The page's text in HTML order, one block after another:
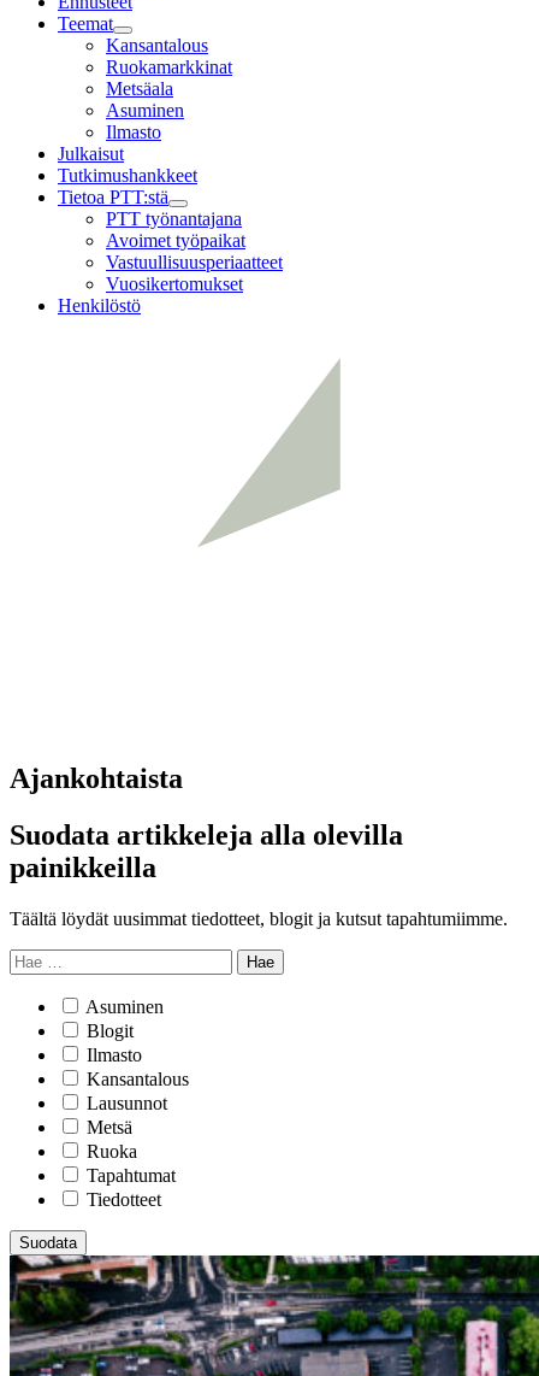
Teemat
Child
menu
Kansantalous
Ruokamarkkinat
Metsäala
Asuminen
Ilmasto
Julkaisut
Tutkimushankkeet
Tietoa PTT:stä
Child
menu
PTT työnantajana
Avoimet työpaikat
Vastuullisuusperiaatteet
Vuosikertomukset
Henkilöstö
Ajankohtaista
Suodata artikkeleja alla olevilla
painikkeilla
Täältä löydät uusimmat tiedotteet, blogit ja kutsut tapahtumiimme.
Hae
Asuminen
Blogit
Ilmasto
Kansantalous
Lausunnot
Metsä
Ruoka
Tapahtumat
Tiedotteet